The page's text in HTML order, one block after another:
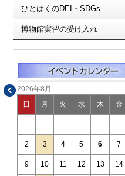
ひとはくのDEI・SDGs
博物館実習の受け入れ
2026年8月
日 月 火 水 木 金
2 3 4 5 6 7
9 10 11 12 13 14